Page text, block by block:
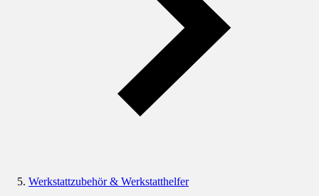
Werkstattzubehör & Werkstatthelfer